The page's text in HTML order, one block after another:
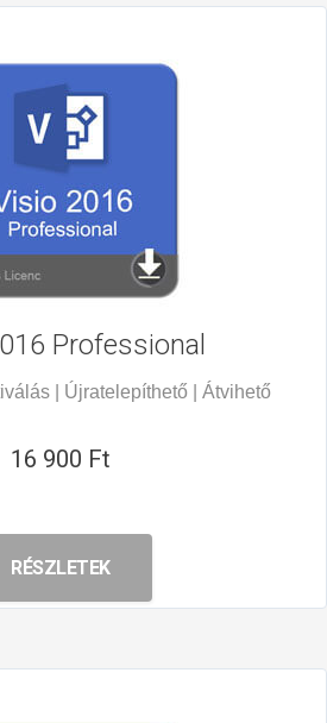
Professional
| Újratelepíthető | Átvihető
16 900 Ft
RÉSZLETEK